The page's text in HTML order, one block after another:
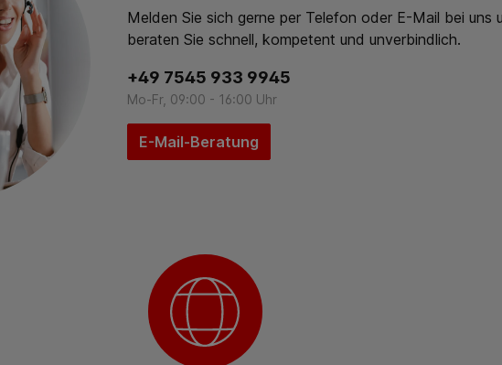
Melden Sie sich gerne per Telefon oder E-Mail bei uns
beraten Sie schnell, kompetent und unverbindlich.
+49 7545 933 9945
Mo-Fr, 09:00 - 16:00 Uhr
E-Mail-Beratung